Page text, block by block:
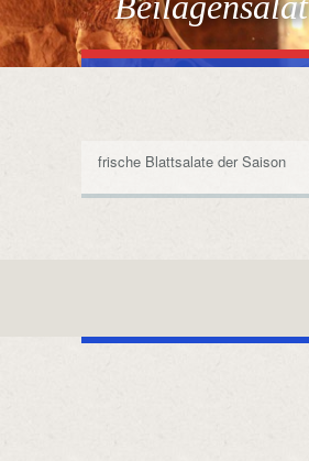
frische Blattsalate der Saison